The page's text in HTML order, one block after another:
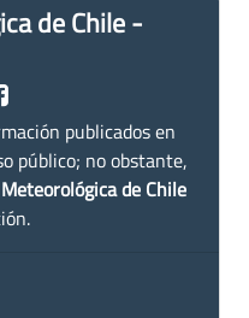
de Chile -
publicados en
público; no obstante,
de Chile